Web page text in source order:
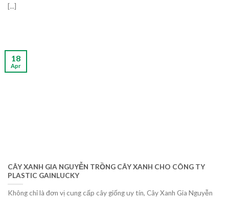
[...]
CÂY XANH GIA NGUYỄN TRỒNG CÂY XANH CHO CÔNG TY
PLASTIC GAINLUCKY
Không chỉ là đơn vị cung cấp cây giống uy tín, Cây Xanh Gia Nguyễn
18
Apr